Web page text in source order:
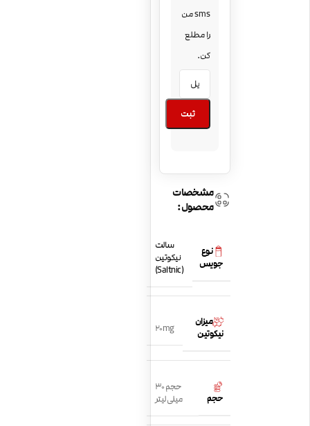
sms من
را مطلع
کن.
ثبت
مشخصات
محصول:
نوع
جویس
سالت
نیکوتین
(Saltnic)
میزان
نیکوتین
20mg
حجم
حجم 30
میلی لیتر